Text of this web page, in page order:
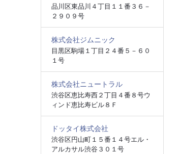
品川区東品川４丁目１１番３６－
２９０９号
株式会社ジムニック
目黒区駒場１丁目２４番５－６０
１号
株式会社ニュートラル
渋谷区恵比寿西２丁目４番８号ウ
ィンド恵比寿ビル８Ｆ
ドッタイ株式会社
渋谷区円山町１５番１４号エル・
アルカサル渋谷３０１号